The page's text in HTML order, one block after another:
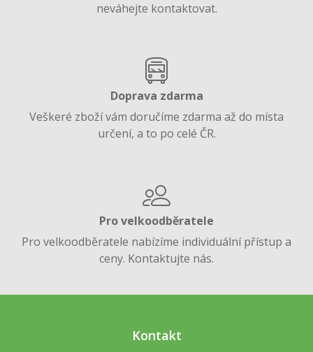
neváhejte kontaktovat.
Doprava zdarma
Veškeré zboží vám doručíme zdarma až do místa
určení, a to po celé ČR.
Pro velkoodběratele
Pro velkoodběratele nabízíme individuální přístup a
ceny. Kontaktujte nás.
Kontakt